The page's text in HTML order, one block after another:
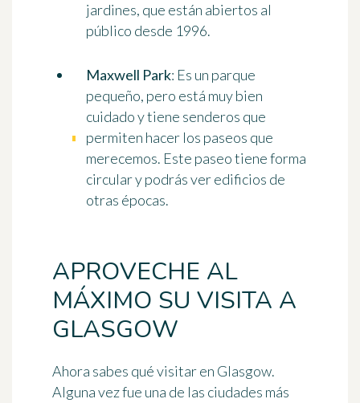
jardines, que están abiertos al
público desde 1996.
Maxwell Park: Es un parque
pequeño, pero está muy bien
cuidado y tiene senderos que
permiten hacer los paseos que
merecemos. Este paseo tiene forma
circular y podrás ver edificios de
otras épocas.
APROVECHE AL
MÁXIMO SU VISITA A
GLASGOW
Ahora sabes qué visitar en Glasgow.
Alguna vez fue una de las ciudades más